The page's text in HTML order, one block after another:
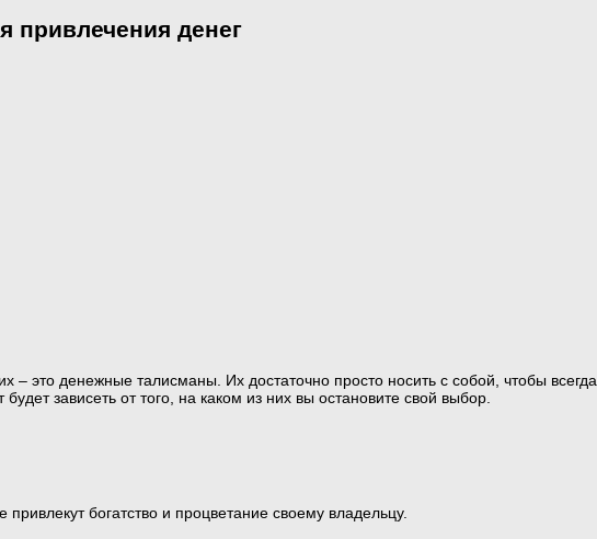
привлечения денег
это денежные талисманы. Их достаточно просто носить с собой, чтобы всегда
зависеть от того, на каком из них вы остановите свой выбор.
богатство и процветание своему владельцу.